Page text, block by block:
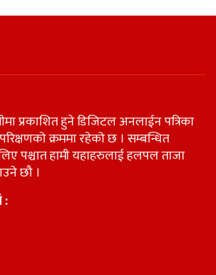
प्रकाशित हुने डिजिटल अनलाईन पत्रिका
क्रममा रहेको छ । सम्बन्धित
पश्चात हामी यहाहरुलाई हलपल ताजा
छौ ।
: